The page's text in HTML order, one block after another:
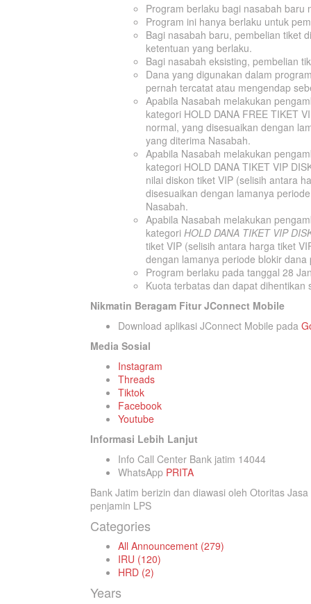
Program berlaku bagi nasabah baru
Program ini hanya berlaku untuk
Bagi nasabah baru, pembelian tiket
ketentuan yang berlaku.
Bagi nasabah eksisting, pembelian
Dana yang digunakan dalam
pernah tercatat atau mengendap
Apabila Nasabah melakukan
kategori HOLD DANA FREE TIKET
normal, yang disesuaikan dengan
yang diterima Nasabah.
Apabila Nasabah melakukan
kategori HOLD DANA TIKET VIP
nilai diskon tiket VIP (selisih antara
disesuaikan dengan lamanya
Nasabah.
Apabila Nasabah melakukan
kategori HOLD DANA TIKET VIP
tiket VIP (selisih antara harga tiket
dengan lamanya periode blokir
Program berlaku pada tanggal 28
Kuota terbatas dan dapat
Nikmatin Beragam Fitur JConnect Mobile
Download aplikasi JConnect Mobile pada
Media Sosial
Instagram
Threads
Tiktok
Facebook
Youtube
Informasi Lebih Lanjut
Info Call Center Bank jatim 14044
WhatsApp PRITA
Bank Jatim berizin dan diawasi oleh Otoritas
penjamin LPS
Categories
All Announcement (279)
IRU (120)
HRD (2)
Years